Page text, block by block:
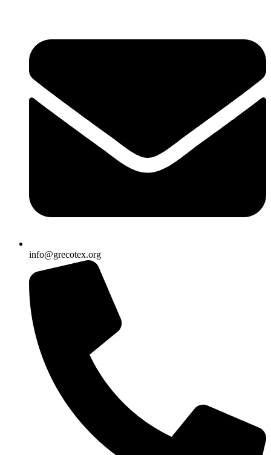
info@grecotex.org